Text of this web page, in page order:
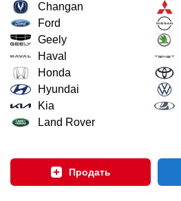
Changan
Ford
Geely
Haval
Honda
Hyundai
Kia
Land Rover
Продать